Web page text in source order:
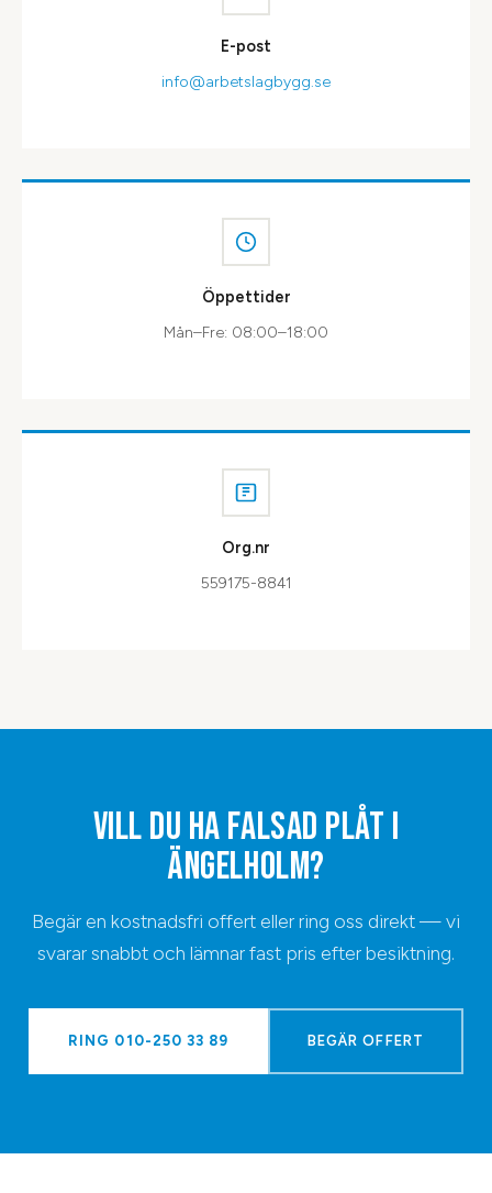
E-post
info@arbetslagbygg.se
Öppettider
Mån–Fre: 08:00–18:00
Org.nr
559175-8841
VILL DU HAFALSAD PLÅT I
ÄNGELHOLM?
Begär en kostnadsfri offert eller ring oss direkt — vi
svarar snabbt och lämnar fast pris efter besiktning.
RING 010-250 33 89 BEGÄR OFFERT